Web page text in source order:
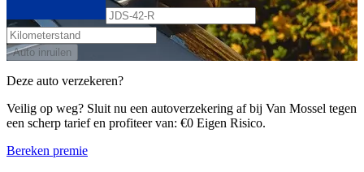
Auto inruilen
Deze auto verzekeren?
Veilig op weg? Sluit nu een autoverzekering af bij Van Mossel tegen
een scherp tarief en profiteer van: €0 Eigen Risico.
Bereken premie